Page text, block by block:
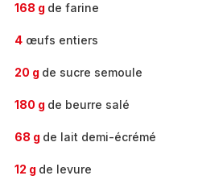
168 g de farine
4 œufs entiers
20 g de sucre semoule
180 g de beurre salé
68 g de lait demi-écrémé
12 g de levure